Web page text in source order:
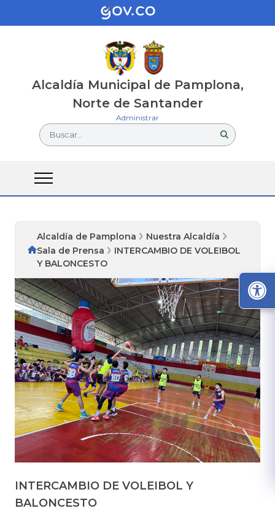
Alcaldía Municipal de Pamplona,
Norte de Santander
Administrar
Buscar...
Alcaldía de Pamplona
Nuestra Alcaldía
Sala de Prensa
INTERCAMBIO DE VOLEIBOL
Y BALONCESTO
INTERCAMBIO DE VOLEIBOL Y
BALONCESTO